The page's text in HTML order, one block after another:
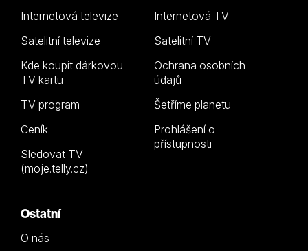
Internetová televize
Satelitní televize
Kde koupit dárkovou
TV kartu
TV program
Ceník
Sledovat TV
(moje.telly.cz)
Internetová TV
Satelitní TV
Ochrana osobních
údajů
Šetříme planetu
Prohlášení o
přístupnosti
Ostatní
O nás